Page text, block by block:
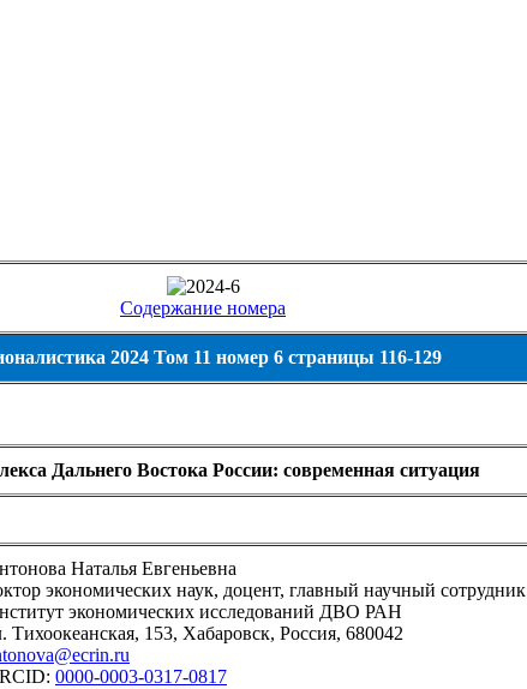
Содержание номера
2024 Том 11 номер 6 страницы 116-129
Дальнего Востока России: современная ситуация
Наталья Евгеньевна
экономических наук, доцент, главный научный сотрудник
экономических исследований ДВО РАН
Тихоокеанская, 153, Хабаровск, Россия, 680042
0000-0003-0317-0817